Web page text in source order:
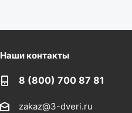
Наши контакты
8 (800) 700 87 81
zakaz@3-dveri.ru